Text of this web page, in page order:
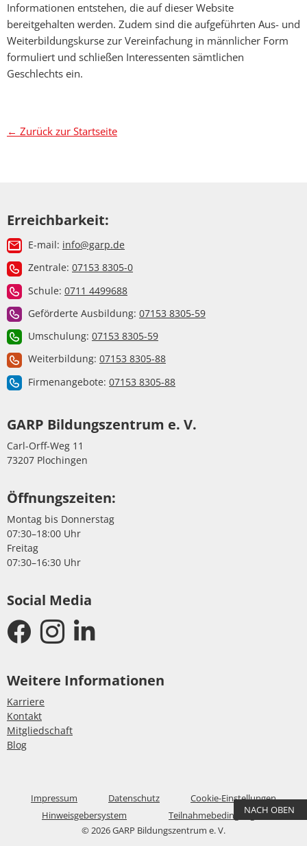
Informationen entstehen, die auf dieser Website
bereitgehalten werden. Zudem sind die aufgeführten Aus- und
Weiterbildungskurse zur Vereinfachung in männlicher Form
formuliert und schließen Interessenten sämtlichen
Geschlechts ein.
← Zurück zur Startseite
Erreichbarkeit:
E-mail: info@garp.de
Zentrale: 07153 8305-0
Schule: 0711 4499688
Geförderte Ausbildung: 07153 8305-59
Umschulung: 07153 8305-59
Weiterbildung: 07153 8305-88
Firmenangebote: 07153 8305-88
GARP Bildungszentrum e. V.
Carl-Orff-Weg 11
73207 Plochingen
Öffnungszeiten:
Montag bis Donnerstag
07:30–18:00 Uhr
Freitag
07:30–16:30 Uhr
Social Media
Weitere Informationen
Karriere
Kontakt
Mitgliedschaft
Blog
Impressum Datenschutz
Cookie-Einstellungen
Hinweisgebersystem
Teilnahmebedingungen
© 2026 GARP Bildungszentrum e. V.
NACH OBEN